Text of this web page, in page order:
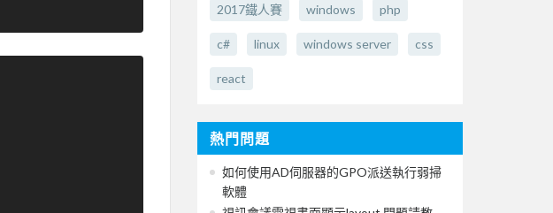
2017鐵人賽 windows php
c# linux windows server css
react
熱門問題
如何使用AD伺服器的GPO派送執行弱掃
軟體